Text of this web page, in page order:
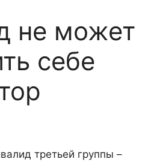
не может
себе
третьей группы –